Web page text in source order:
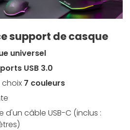
support de casque
universel
USB 3.0
7 couleurs
d'un câble USB-C (inclus :